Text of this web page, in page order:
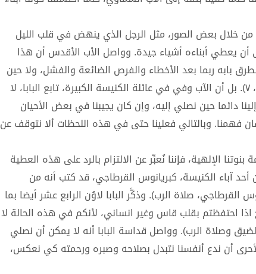
من خلال بعض الصور، مثل الرجل الذي ينهض في قلب الليل
يعطي أبناءه أشياء جيدة. وواصل الأب الأقدس أن هذا
بابه ربما بعد الأخطاء والفرص الضائعة والفشل، ولا حين
يكون عليه كي يستقبلنا أن يوقظ أبناءه الذين ينامون في البيت (راجع لو ١١، ٧). بل أن الآب وفي في عائلة الكنيسة الكبيرة، تابع البابا، لا
دائما حين نصلي إليه، وإن كان يجيبنا في بعض الأحيان
فهمنا. وبالتالي فعلينا حتى في هذه اللحظات ألا نتوقف عن
الإلهية، فإننا نُعبِّر عن الالتزام بالرد على هذه العطية
آباء الكنيسة، كبريانوس القرطاجي، قد كتب أنه من
صلاة الرب). وذكَّر البابا لاوُن الرابع عشر أيضا بما
احتفظتم بقلب قاس وغير انساني، لأنكم في هذه الحالة لا
وصلاة الرب). وواصل قداسة البابا أنه لا يمكن أن نصلي
أن ندع أنفسنا نتبدل بصلاحه وصبره ورحمته كي نعكس،